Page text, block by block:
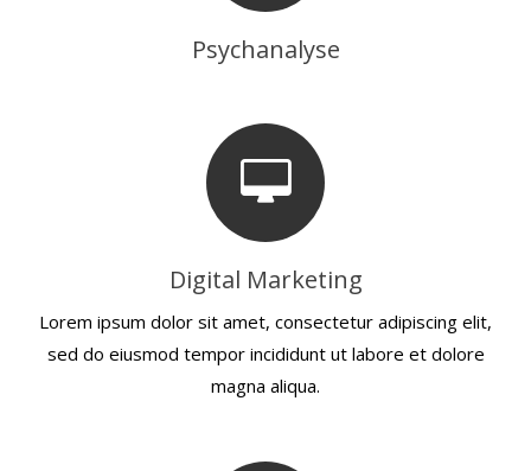
Psychanalyse
Digital Marketing
Lorem ipsum dolor sit amet, consectetur adipiscing elit,
sed do eiusmod tempor incididunt ut labore et dolore
magna aliqua.